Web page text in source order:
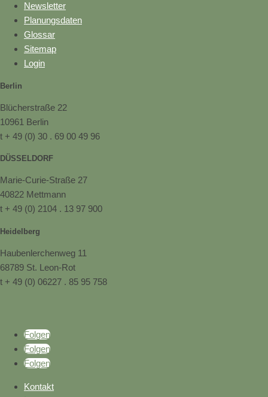
Newsletter
Planungsdaten
Glossar
Sitemap
Login
Berlin
Blücherstraße 22
10961 Berlin
t + 49 (0) 30 . 69 00 49 96
DÜSSELDORF
Marie-Curie-Straße 27
40822 Mettmann
t + 49 (0) 2104 . 13 97 900
Heidelberg
Haubenlerchenweg 11
68789 St. Leon-Rot
t + 49 (0) 06227 . 85 95 758
Folgen
Folgen
Folgen
Kontakt